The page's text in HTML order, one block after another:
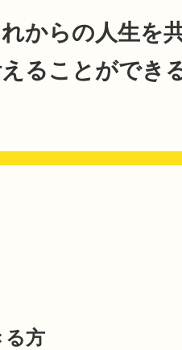
からの人生を
ることができ
る方